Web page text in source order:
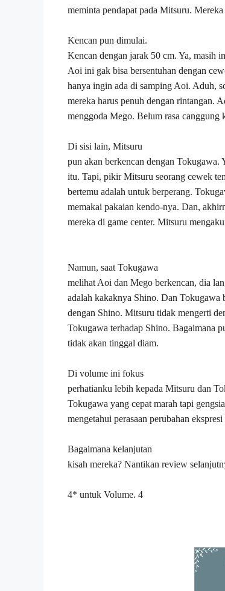
meminta pendapat pada Mitsuru.
Kencan pun dimulai.
Kencan dengan jarak 50 cm. Ya, masih
Aoi ini gak bisa bersentuhan dengan
hanya ingin ada di samping Aoi. Aduh,
mereka harus penuh dengan rintangan.
menggoda Mego. Belum rasa canggung
Di sisi lain, Mitsuru
pun akan berkencan dengan
itu. Tapi, pikir Mitsuru seorang cewek
bertemu adalah untuk berperang.
memakai pakaian kendo-nya. Dan,
mereka di game center. Mitsuru
Namun, saat Tokugawa
melihat Aoi dan Mego berkencan, dia
adalah kakaknya Shino. Dan Tokugawa
dengan Shino. Mitsuru tidak mengerti
Tokugawa terhadap Shino. Bagaimana
tidak akan tinggal diam.
Di volume ini fokus
perhatianku lebih kepada Mitsuru dan
Tokugawa yang cepat marah tapi
mengetahui perasaan perubahan
Bagaimana kelanjutan
kisah mereka? Nantikan review
4* untuk Volume. 4